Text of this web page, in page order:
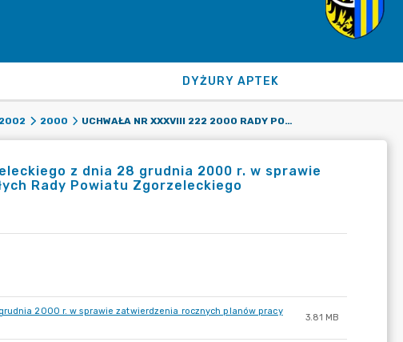
DYŻURY APTEK
2000 UCHWAŁA NR XXXVIII 222 2000 RADY POWIATU ZGORZELECKIEGO Z DNIA 28 GRUDNIA 2000 R. W SPRAWIE ZATWIERDZENIA ROCZNYCH PLANÓW PRACY KOMISJI STAŁYCH RADY POWIATU ZGORZELECKIEGO
z dnia 28 grudnia 2000 r. w sprawie
Rady Powiatu Zgorzeleckiego
2000 r. w sprawie zatwierdzenia rocznych planów pracy
3.81 MB